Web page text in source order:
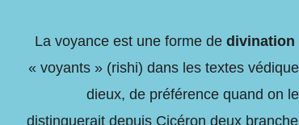
La voyance est une forme de divination
« voyants » (rishi) dans les textes
dieux, de préférence quand on
distingueraitdepuis Cicéron deux